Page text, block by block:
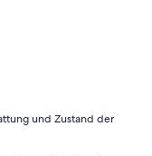
und Zustand der